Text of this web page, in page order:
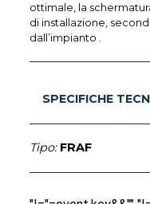
ottimale, la
di installazione,
dall’impianto .
SPECIFICHE
Tipo: FRAF